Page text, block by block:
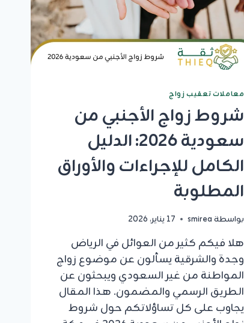
معاملات تعقيب زواج
شروط زواج الأجنبي من
سعودية 2026: الدليل
الكامل للإجراءات والأوراق
المطلوبة
بواسطةsmirea 17 يناير، 2026
هلا فيكم كثير من العوائل في الرياض
وجدة والشرقية يسألون عن موضوع زواج
المواطنة من غير السعودي ويبحثون عن
الطريق الرسمي والمضمون. هذا المقال
يجاوب على كل تساؤلاتكم حول شروط